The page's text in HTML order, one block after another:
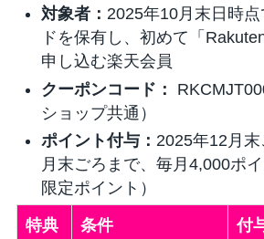
対象者： 2025年10月末日時
ドを保有し、初めて「
申し込む楽天会員
クーポンコード：
ショップ共通）
ポイント付与： 2025年12月
月末ごろまで、毎月4,000ポ
限定ポイント）
特典 条件 付